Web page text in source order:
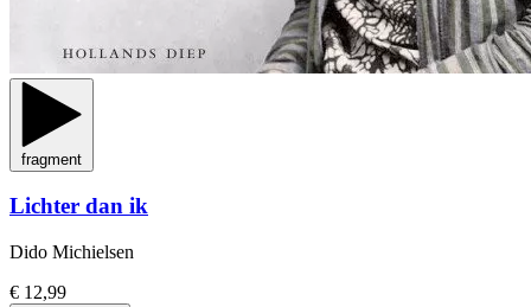
fragment
Lichter dan ik
Dido Michielsen
€ 12,99